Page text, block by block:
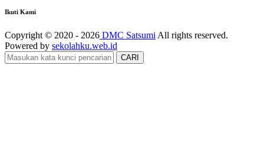
Ikuti Kami
Copyright © 2020 - 2026 DMC Satsumi All rights reserved.
Powered by sekolahku.web.id
CARI